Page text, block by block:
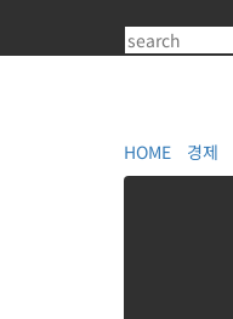
content
HOME 경제